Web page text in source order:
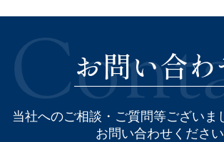
お問い合
当社へのご相談・ご質問等ございま
お問い合わせください